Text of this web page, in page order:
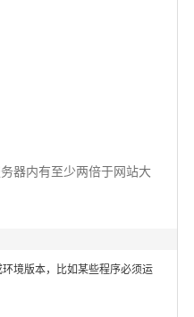
器内有至少两倍于网站大
境版本，比如某些程序必须运